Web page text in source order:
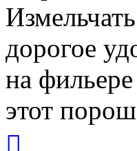
дорогое
на
этот